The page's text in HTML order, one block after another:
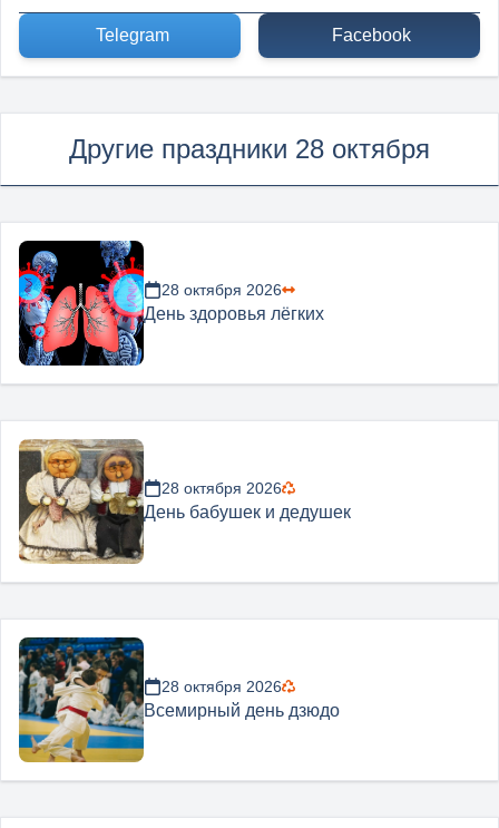
Telegram Facebook
Другие праздники 28 октября
28 октября 2026
День здоровья лёгких
28 октября 2026
День бабушек и дедушек
28 октября 2026
Всемирный день дзюдо